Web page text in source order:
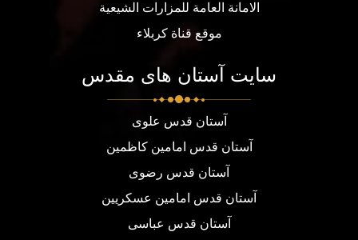
الامانة العامة للمزارات الشيعية
موقع قناة كربلاء
سایت آستان های مقدس
آستان قدس علوی
آستان قدس امامین کاظمین
آستان قدس رضوی
آستان قدس امامین عسکریین
آستان قدس عباسی